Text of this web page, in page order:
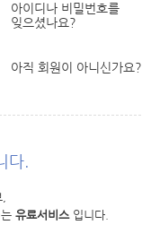
아이디나 비밀번호를
잊으셨나요?
아직 회원이 아니신가요?
다.
유료서비스입니다.